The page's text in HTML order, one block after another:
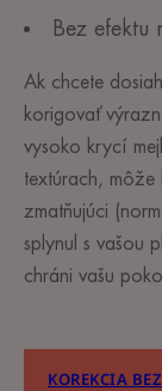
Bez efektu
Ak chcete
korigovať
vysoko krycí
textúrach, môže
zmatňujúci
splynul s vašou
chráni vašu
KOREKCIA